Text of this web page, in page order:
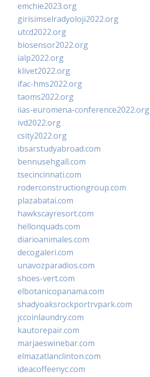
emchie2023.org
girisimselradyoloji2022.org
utcd2022.org
biosensor2022.org
ialp2022.org
klivet2022.org
ifac-hms2022.org
taoms2022.org
iias-euromena-conference2022.org
ivd2022.org
csity2022.org
ibsarstudyabroad.com
bennusehgall.com
tsecincinnati.com
roderconstructiongroup.com
plazabatai.com
hawkscayresort.com
hellonquads.com
diarioanimales.com
decogaleri.com
unavozparadios.com
shoes-vert.com
elbotanicopanama.com
shadyoaksrockportrvpark.com
jccoinlaundry.com
kautorepair.com
marjaeswinebar.com
elmazatlanclinton.com
ideacoffeenyc.com